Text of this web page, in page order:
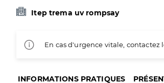
Itep trema uv rompsay
En cas d'urgence vitale, contactez
INFORMATIONS PRATIQUES